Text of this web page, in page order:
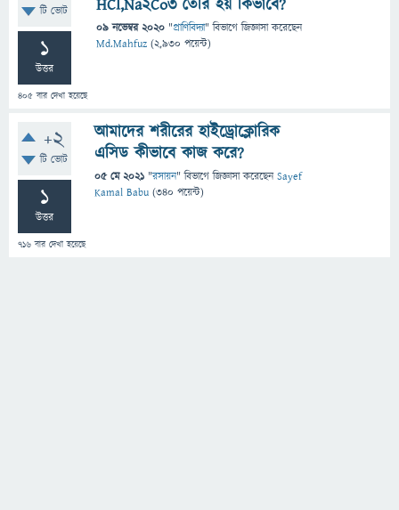
টি ভোট
1
উত্তর
405 বার দেখা হয়েছে
HCl,Na2Co3 তৈরি হয় কিভাবে?
09 নভেম্বর 2020 "প্রাণিবিদ্যা" বিভাগে জিজ্ঞাসাকরেছেন
Md.Mahfuz (2,930 পয়েন্ট)
+2
টি ভোট
1
উত্তর
716 বার দেখা হয়েছে
আমাদের শরীরের হাইড্রোক্লোরিক
এসিড কীভাবে কাজ করে?
05 মে 2021 "রসায়ন" বিভাগে জিজ্ঞাসাকরেছেনSayef
Kamal Babu (340 পয়েন্ট)